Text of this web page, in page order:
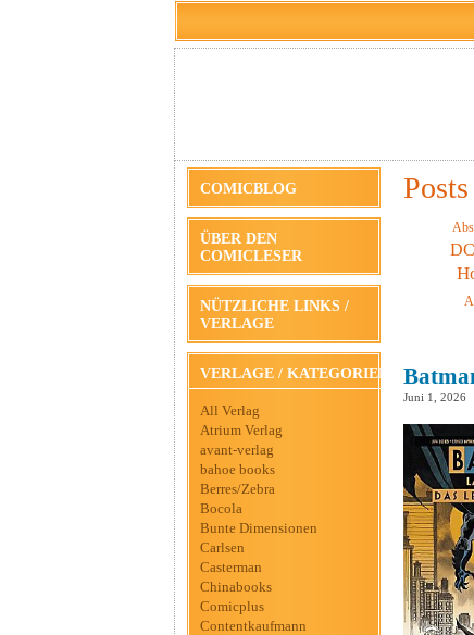
COMICBLOG
ÜBER DEN
COMICLESER
NÜTZLICHE LINKS /
VERLAGE
VERLAGE / KATEGORIEN
All Verlag
Atrium Verlag
avant-verlag
bahoe books
Berres/Zebra
Bocola
Bunte Dimensionen
Carlsen
Casterman
Chinabooks
Comicplus
Contentkaufmann
DC
Juni 1, 2026